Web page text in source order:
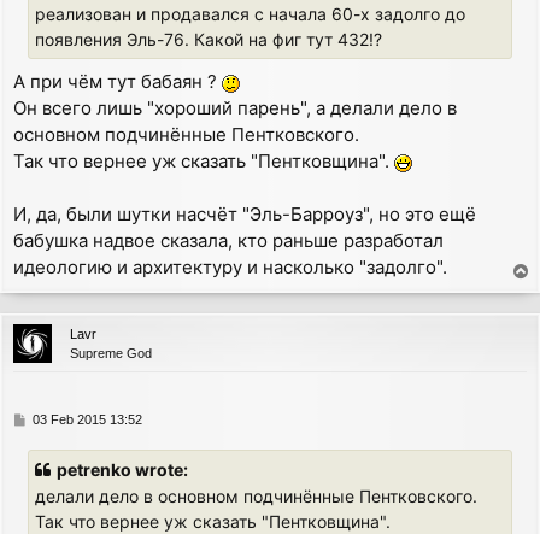
реализован и продавался с начала 60-х задолго до
появления Эль-76. Какой на фиг тут 432!?
А при чём тут бабаян ?
Он всего лишь "хороший парень", а делали дело в
основном подчинённые Пентковского.
Так что вернее уж сказать "Пентковщина".
И, да, были шутки насчёт "Эль-Барроуз", но это ещё
бабушка надвое сказала, кто раньше разработал
идеологию и архитектуру и насколько "задолго".
o
p
Lavr
Supreme God
P03 Feb 2015 13:52
petrenko wrote:
делали дело в основном подчинённые Пентковского.
Так что вернее уж сказать "Пентковщина".